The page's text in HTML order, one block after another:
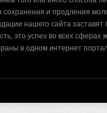
сохранения и продления
нашего сайта
это успех во всех
в одном интернет